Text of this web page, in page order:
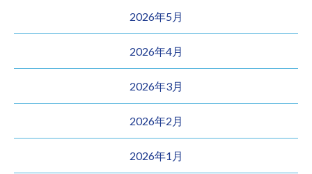
2026年5月
2026年4月
2026年3月
2026年2月
2026年1月